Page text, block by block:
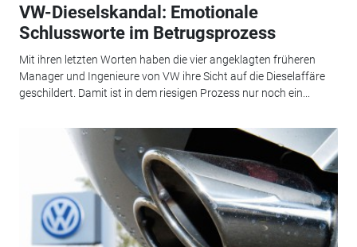
VW-Dieselskandal: Emotionale
Schlussworte im Betrugsprozess
Mit ihren letzten Worten haben die vier angeklagten früheren
Manager und Ingenieure von VW ihre Sicht auf die Dieselaffäre
geschildert. Damit ist in dem riesigen Prozess nur noch ein...